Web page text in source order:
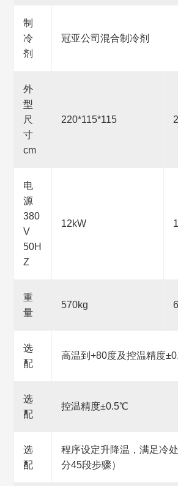
制
冷
剂
冠亚公司混合制冷剂
外
型
尺
寸
cm
220*115*115
电
源
380
V
50H
Z
12kW
重
量
570kg
选
配
高温到+80度及控温精度
选
配
控温精度±0.5℃
选
配
程序设定升降温，满足冷
分45段步骤）